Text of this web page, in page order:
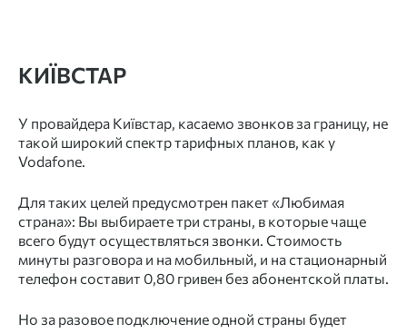
КИЇВСТАР
У провайдера Київстар, касаемо звонков за границу, не
такой широкий спектр тарифных планов, как у
Vodafone.
Для таких целей предусмотрен пакет «Любимая
страна»: Вы выбираете три страны, в которые чаще
всего будут осуществляться звонки. Стоимость
минуты разговора и на мобильный, и на стационарный
телефон составит 0,80 гривен без абонентской платы.
Но за разовое подключение одной страны будет